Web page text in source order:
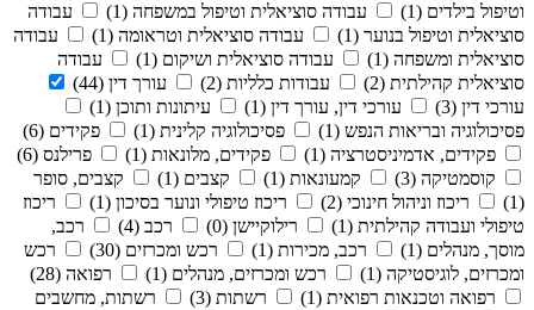
וטיפול בילדים (1)
עבודה סוציאלית וטיפול במשפחה (1)
עבודה
סוציאלית וטיפול בנוער (1)
עבודה סוציאלית וטראומה (1)
עבודה
סוציאלית ומשפחה (1)
עבודה סוציאלית ושיקום (1)
עבודה
סוציאלית קהילתית (2)
עבודות כלליות (2)
עורך דין (44)
עורכי דין (3)
עורכי דין, עורך דין (1)
עיתונות ותוכן (1)
פסיכולוגיה ובריאות הנפש (1)
פסיכולוגיה קלינית (1)
פקידים (6)
פקידים, אדמיניסטרציה (1)
פקידים, מלונאות (1)
פרילנס (6)
קוסמטיקה (3)
קמעונאות (1) קצבים (1)
קצבים, סופר
(1)
ריכוז וניהול חינוכי (2) ריכוז טיפולי ונוער בסיכון (1)
ריכוז
טיפולי ועבודה קהילתית (1)
רילוקיישן (0) רכב (4)
רכב,
מוסך, מנהלים (1)
רכב, מכירות (1) רכש ומכרזים (30)
רכש
ומכרזים, לוגיסטיקה (1)
רכש ומכרזים, מנהלים (1)
רפואה (28)
רפואה וטכנאות רפואית (1)
רשתות (3)
רשתות, מחשבים